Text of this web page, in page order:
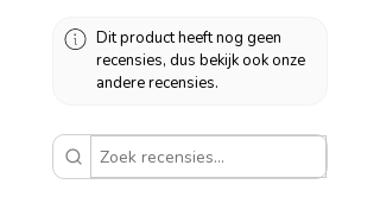
Dit product heeft nog geen
recensies, dus bekijk ook onze
andere recensies.